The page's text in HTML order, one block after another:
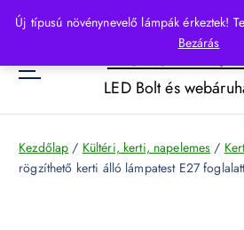
Új típusú növénynevelő lámpák érkeztek!
Bezárás
p
o
LED Bolt és
Kezdőlap / Kültéri, kerti, napelemes /
rögzíthető kerti álló lámpatest E27